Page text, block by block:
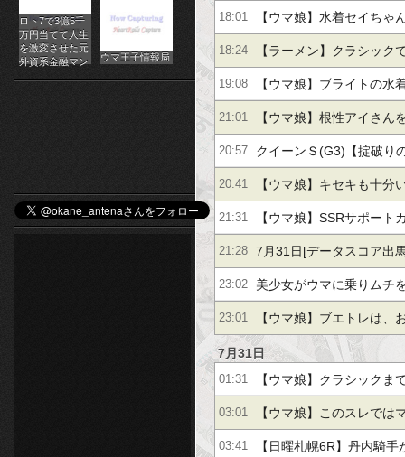
オ
ン
ラ
イ
ン
カ
ジ
ノ
etc-
ロト7で3億5千
万円当てて人生
を激変させた元
外資系金融マン
ウマ王子情報局
持ちか
18:01 【ウマ娘】水着セイちゃ
ーナーにつよつよ
18:24 【ラーメン】クラシック
構な上振れだよね
19:08 【ウマ娘】ブライトの水
ぎじゃね？
21:01 【ウマ娘】根性アイさん
うララ
20:57 クイーンＳ(G3)【掟破り
20:41 【ウマ娘】キセキも十分
なのだがな
21:31 【ウマ娘】SSRサポート
の夏]キセキ は何凸から
毎の性能はこちら！
21:28 7月31日[データスコア出
11Rかなテクカレッジ記念
23:02 美少女がウマに乗りムチ
ム『Gallop Diva』のデモ
23:01 【ウマ娘】ブエトレは、
だと思う。
7月31日
01:31 【ウマ娘】クラシックま
もかく1300は目標高すぎ
03:01 【ウマ娘】このスレでは
います！←「おいおい大
03:41 【日曜札幌6R】丹内騎手